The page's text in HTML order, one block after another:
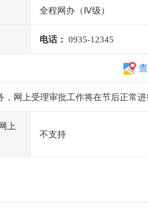
全程网办（Ⅳ级）
电话： 0935-12345
网上受理审批工作将在节后正常进
上
不支持